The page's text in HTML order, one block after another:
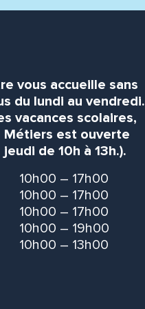
vous accueille sans
du lundi au vendredi.
vacances scolaires,
Métiers est ouverte
de 10h à 13h.).
10h00 – 17h00
10h00 – 17h00
10h00 – 17h00
10h00 – 19h00
10h00 – 13h00